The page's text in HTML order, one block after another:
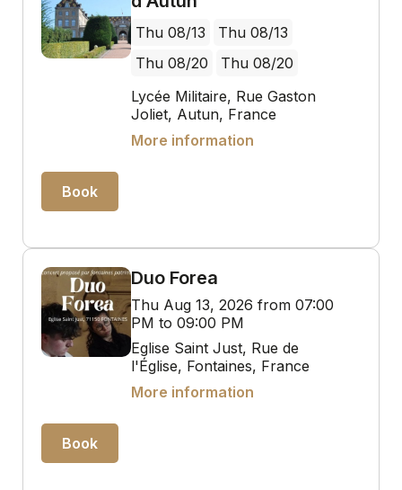
Thu 08/13
Thu 08/13
Thu 08/20
Thu 08/20
Lycée Militaire, Rue Gaston
Joliet, Autun, France
More information
Book
Duo Forea
Thu Aug 13, 2026 from 07:00
PM to 09:00 PM
Eglise Saint Just, Rue de
l'Église, Fontaines, France
More information
Book